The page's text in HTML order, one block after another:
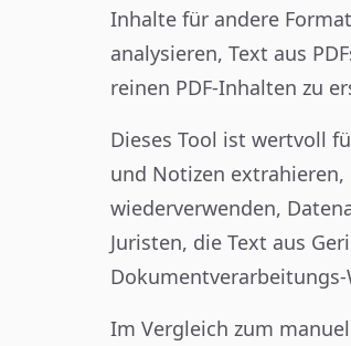
Inhalte für andere
analysieren, Text aus
reinen PDF-Inhalten zu
Dieses Tool ist wertvoll
und Notizen
wiederverwenden,
Juristen, die Text aus
Im Vergleich zum